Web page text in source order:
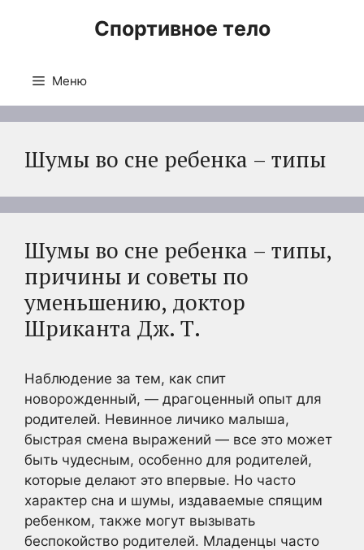
Спортивное тело
Меню
Шумы во сне ребенка – типы
Шумы во сне ребенка – типы,
причины и советы по
уменьшению, доктор
Шриканта Дж. Т.
Наблюдение за тем, как спит
новорожденный, — драгоценный опыт для
родителей. Невинное личико малыша,
быстрая смена выражений — все это может
быть чудесным, особенно для родителей,
которые делают это впервые. Но часто
характер сна и шумы, издаваемые спящим
ребенком, также могут вызывать
беспокойство родителей. Младенцы часто